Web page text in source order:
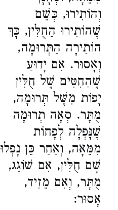
וְהוֹתִירוּ, כְּשֵׁם
שֶׁהוֹתִירוּ הַחֻלִּין, כָּךּ
הוֹתִירָה הַתְּרוּמָה,
וְאָסוּר. אִם יָדוּעַ
שֶׁהַחִטִּים שֶׁל חֻלִּין
יָפוֹת מִשֶּׁל תְּרוּמָה,
מֻתָּר. סְאָה תְרוּמָה
שֶׁנָּפְלָה לְפָחוֹת
מִמֵּאָה, וְאַחַר כֵּן נָפְלוּ
שָׁם חֻלִּין, אִם שׁוֹגֵג,
מֻתָּר, וְאִם מֵזִיד,
אָסוּר: